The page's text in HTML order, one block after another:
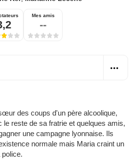
Mes amis
--
des coups d'un père alcoolique,
le reste de sa fratrie et quelques amis,
une campagne lyonnaise. Ils
normale mais Maria craint un
police.